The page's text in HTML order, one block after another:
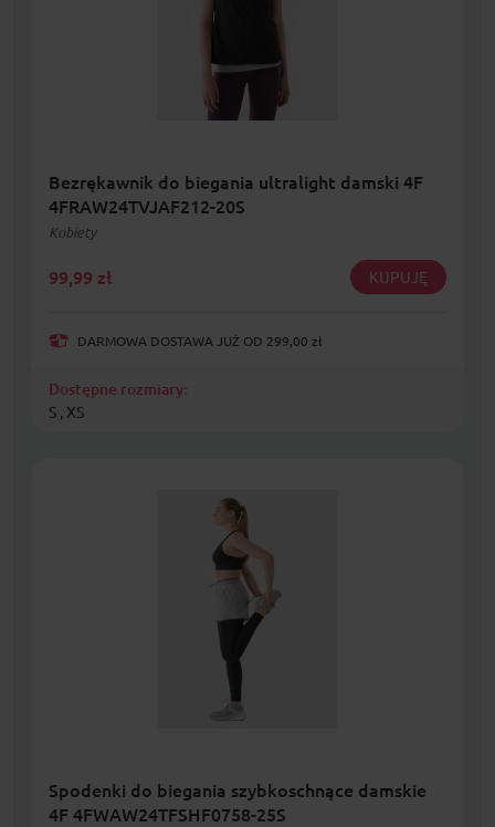
Bezrękawnik do biegania ultralight damski 4F
4FRAW24TVJAF212-20S
Kobiety
99,99 zł KUPUJĘ
DARMOWA DOSTAWA JUŻ OD 299,00 zł
Dostępne rozmiary:
S , XS
Spodenki do biegania szybkoschnące damskie
4F 4FWAW24TFSHF0758-25S